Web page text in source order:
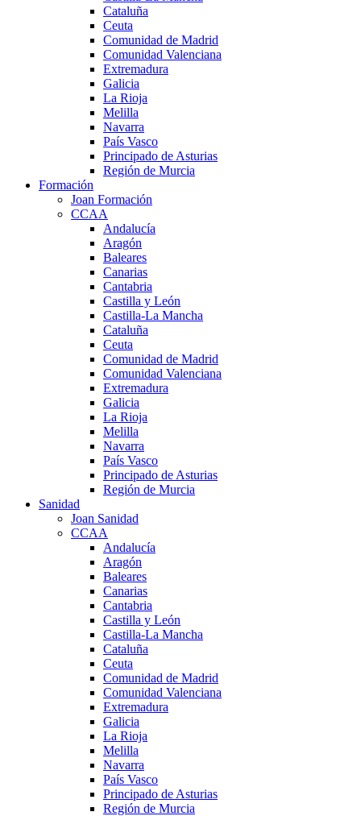
Cataluña
Ceuta
Comunidad de Madrid
Comunidad Valenciana
Extremadura
Galicia
La Rioja
Melilla
Navarra
País Vasco
Principado de Asturias
Región de Murcia
Formación
Joan Formación
CCAA
Andalucía
Aragón
Baleares
Canarias
Cantabria
Castilla y León
Castilla-La Mancha
Cataluña
Ceuta
Comunidad de Madrid
Comunidad Valenciana
Extremadura
Galicia
La Rioja
Melilla
Navarra
País Vasco
Principado de Asturias
Región de Murcia
Sanidad
Joan Sanidad
CCAA
Andalucía
Aragón
Baleares
Canarias
Cantabria
Castilla y León
Castilla-La Mancha
Cataluña
Ceuta
Comunidad de Madrid
Comunidad Valenciana
Extremadura
Galicia
La Rioja
Melilla
Navarra
País Vasco
Principado de Asturias
Región de Murcia